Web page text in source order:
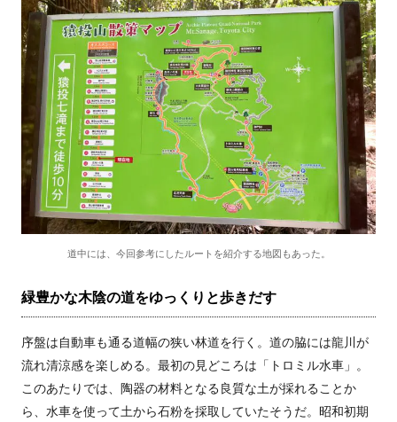
道中には、今回参考にしたルートを紹介する地図もあった。
緑豊かな木陰の道をゆっくりと歩きだす
序盤は自動車も通る道幅の狭い林道を行く。道の脇には龍川が
流れ清涼感を楽しめる。最初の見どころは「トロミル水車」。
このあたりでは、陶器の材料となる良質な土が採れることか
ら、水車を使って土から石粉を採取していたそうだ。昭和初期